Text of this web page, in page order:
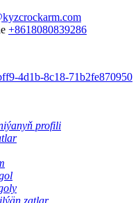
+8618080839286
profili
zatlar